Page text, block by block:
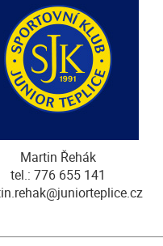
Martin Řehák
tel.: 776 655 141